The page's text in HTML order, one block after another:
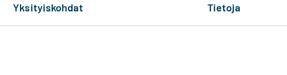
Yksityiskohdat Tietoja
Siellä
palstallaan.